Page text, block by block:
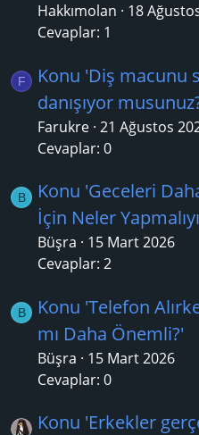
Hakkımolan
18
Cevaplar: 1
F
Konu 'Diş macunu
danışıyor
Farukre 21 Ağustos
Cevaplar: 0
B
Konu 'Geceleri
İçin Neler
Büşra
15 Mart 2026
Cevaplar: 2
B
Konu 'Telefon
mı Daha Önemli?'
Büşra
15 Mart 2026
Cevaplar: 0
Konu 'Erkekler